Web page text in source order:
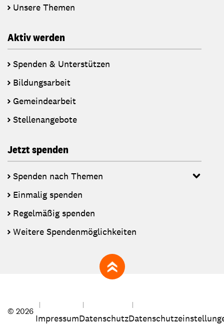
Unsere Themen
Aktiv werden
Spenden & Unterstützen
Bildungsarbeit
Gemeindearbeit
Stellenangebote
Jetzt spenden
Spenden nach Themen
Einmalig spenden
Regelmäßig spenden
Weitere Spendenmöglichkeiten
zum Seitenanfang
© 2026
ImpressumDatenschutz